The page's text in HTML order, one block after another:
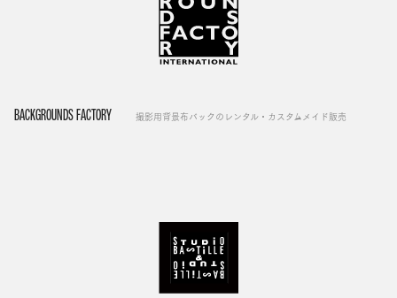
BACKGROUNDS FACTORY 撮影用背景布バックのレンタル・カスタムメイド販売